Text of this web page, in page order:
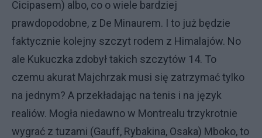
Cicipasem) albo, co o wiele bardziej
prawdopodobne, z De Minaurem. I to już będzie
faktycznie kolejny szczyt rodem z Himalajów. No
ale Kukuczka zdobył takich szczytów 14. To
czemu akurat Majchrzak musi się zatrzymać tylko
na jednym? A przekładając na tenis i na język
realiów. Mogła niedawno w Montrealu trzykrotnie
wygrać z tuzami (Gauff, Rybakina, Osaka) Mboko, to